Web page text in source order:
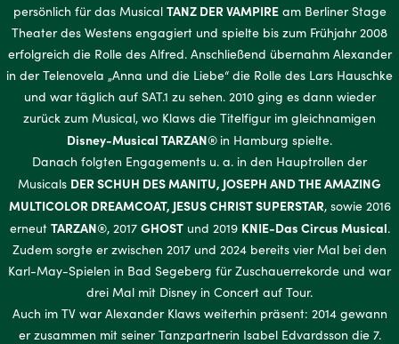
persönlich für das Musical TANZ DER VAMPIREam Berliner Stage
Theater des Westens engagiert und spielte bis zum Frühjahr 2008
erfolgreich die Rolle des Alfred. Anschließend übernahm Alexander
in der Telenovela „Anna und die Liebe“ die Rolle des Lars Hauschke
und war täglich auf SAT.1 zu sehen. 2010 ging es dann wieder
zurück zum Musical, wo Klaws die Titelfigur im gleichnamigen
Disney-Musical TARZAN® in Hamburg spielte.
Danach folgten Engagements u. a. in den Hauptrollen der
Musicals DER SCHUH DES MANITU, JOSEPH AND THE AMAZING
MULTICOLOR DREAMCOAT, JESUS CHRIST SUPERSTAR, sowie 2016
erneut TARZAN®, 2017 GHOSTund 2019 KNIE-Das Circus Musical.
Zudem sorgte er zwischen 2017 und 2024 bereits vier Mal bei den
Karl-May-Spielen in Bad Segeberg für Zuschauerrekorde und war
drei Mal mit Disney in Concert auf Tour.
Auch im TV war Alexander Klaws weiterhin präsent: 2014 gewann
er zusammen mit seiner Tanzpartnerin Isabel Edvardsson die 7.